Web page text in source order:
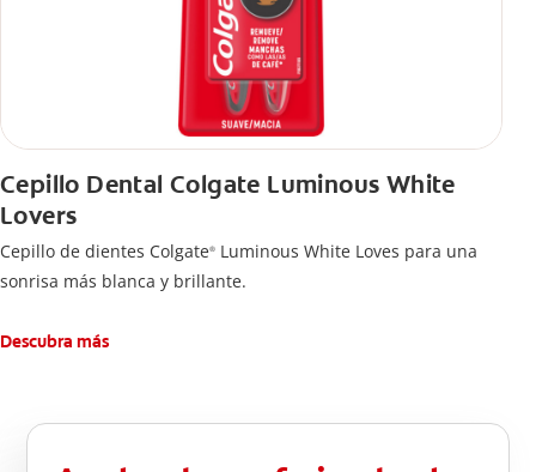
Cepillo Dental Colgate Luminous White
Lovers
Cepillo de dientes Colgate® Luminous White Loves para una
sonrisa más blanca y brillante.
Descubra más